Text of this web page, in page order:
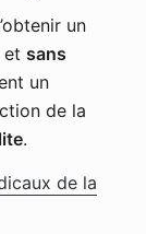
un
et sans
un
de la
.
de la